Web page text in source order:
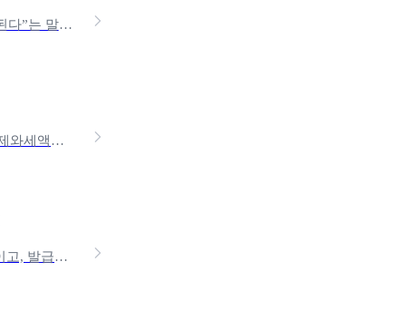
“개인연금 들어야 한다”, “세액공제 혜택이 크다”, “노후 대비 해야된다”는 말은 많이 들었지만 알아보면 연금저축, IRP, 연금보험이 뒤섞여 있어서 헷갈리기 쉽죠. ‘뭐가 나에
연말정산 이야기만 나오면 꼭 등장하는 단어가 있어요. 바로소득공제와세액공제입니다. 둘 다 세금을 줄여주는 제도라는 건 알겠는지, 막상 뭐가 다른지, 그래서 나는 뭘 받을 수 있는지
전자세금계산서 발행은 매출이 일정 금액을 넘긴 사업자라면 의무이고, 발급만 잘해도 세금 공제 혜택을 받을 수 있어요. 하지만 “어떤 경우에 의무지?”, “어떻게 발급하지?”, “공